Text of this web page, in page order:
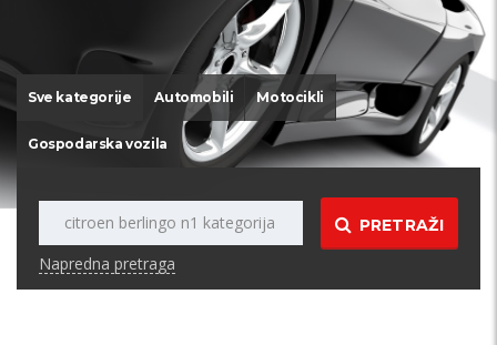
Sve kategorije Automobili Motocikli
Gospodarska vozila
PRETRAŽI
Napredna pretraga